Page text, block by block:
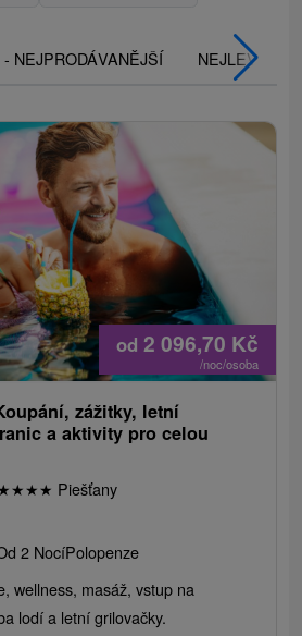
- NEJPRODÁVANĚJŠÍ NEJLEVNĚJŠÍ
od 2 096,70 Kč
/noc/osoba
zážitky, letní
a aktivity pro celou
★★★ Piešťany
2 NocíPolopenze
wellness, masáž, vstup na
lodí a letní grilovačky.